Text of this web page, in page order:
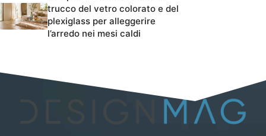
trucco del vetro colorato e del
plexiglass per alleggerire
l’arredo nei mesi caldi